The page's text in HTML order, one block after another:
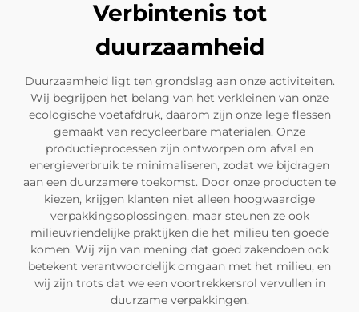
Verbintenis tot
duurzaamheid
Duurzaamheid ligt ten grondslag aan onze activiteiten.
Wij begrijpen het belang van het verkleinen van onze
ecologische voetafdruk, daarom zijn onze lege flessen
gemaakt van recycleerbare materialen. Onze
productieprocessen zijn ontworpen om afval en
energieverbruik te minimaliseren, zodat we bijdragen
aan een duurzamere toekomst. Door onze producten te
kiezen, krijgen klanten niet alleen hoogwaardige
verpakkingsoplossingen, maar steunen ze ook
milieuvriendelijke praktijken die het milieu ten goede
komen. Wij zijn van mening dat goed zakendoen ook
betekent verantwoordelijk omgaan met het milieu, en
wij zijn trots dat we een voortrekkersrol vervullen in
duurzame verpakkingen.